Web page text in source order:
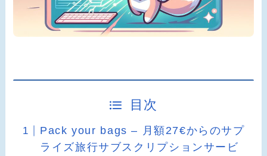
目次
Pack your bags – 月額27€からのサプ
ライズ旅行サブスクリプションサービ